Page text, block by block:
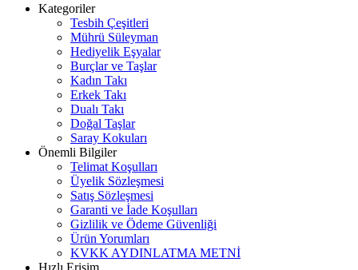
Kategoriler
Tesbih Çeşitleri
Mührü Süleyman
Hediyelik Eşyalar
Burçlar ve Taşlar
Kadın Takı
Erkek Takı
Dualı Takı
Doğal Taşlar
Saray Kokuları
Önemli Bilgiler
Telimat Koşulları
Üyelik Sözleşmesi
Satış Sözleşmesi
Garanti ve İade Koşulları
Gizlilik ve Ödeme Güvenliği
Ürün Yorumları
KVKK AYDINLATMA METNİ
Hızlı Erişim